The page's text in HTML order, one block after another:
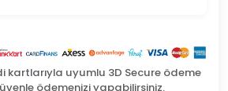
kartlarıyla uyumlu 3D Secure ödeme
ödemenizi yapabilirsiniz.